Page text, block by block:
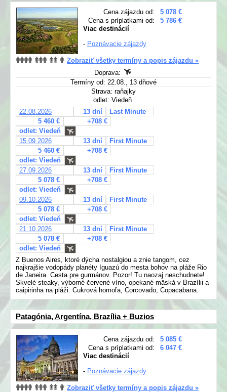
Cena zájazdu od:
5 078 €
Cena s príplatkami od:
5 786 €
Viac destinácií
- Poznávacie zájazdy
Zobraziť všetky termíny a popis zájazdu »
Doprava:
Termíny od: 22.08., 13 dňové
Strava: raňajky
odlet: Viedeň
22.08.2026
13 dní
Last Minute
5 460 €
+708 €
odlet: Viedeň
15.09.2026
13 dní
First Minute
5 460 €
+708 €
odlet: Viedeň
27.09.2026
13 dní
First Minute
5 078 €
+708 €
odlet: Viedeň
09.10.2026
13 dní
First Minute
5 078 €
+708 €
odlet: Viedeň
21.10.2026
13 dní
First Minute
5 078 €
+708 €
odlet: Viedeň
Z Buenos Aires, ktoré dýcha nostalgiou a znie tangom, cez
najkrajšie vodopády planéty Iguazú do mesta bohov na pláže Rio
de Janeira. Cesta pre gurmánov. Pozor! Tu naozaj neschudnete!
Skvelé steaky, výborné červené víno, opekané mäská v Brazílii a
caipirinha na pláži. Cukrová homoľa, Corcovado, Copacabana.
Patagónia, Argentína, Brazília + Buzios
Cena zájazdu od:
5 085 €
Cena s príplatkami od:
6 047 €
Viac destinácií
- Poznávacie zájazdy
Zobraziť všetky termíny a popis zájazdu »